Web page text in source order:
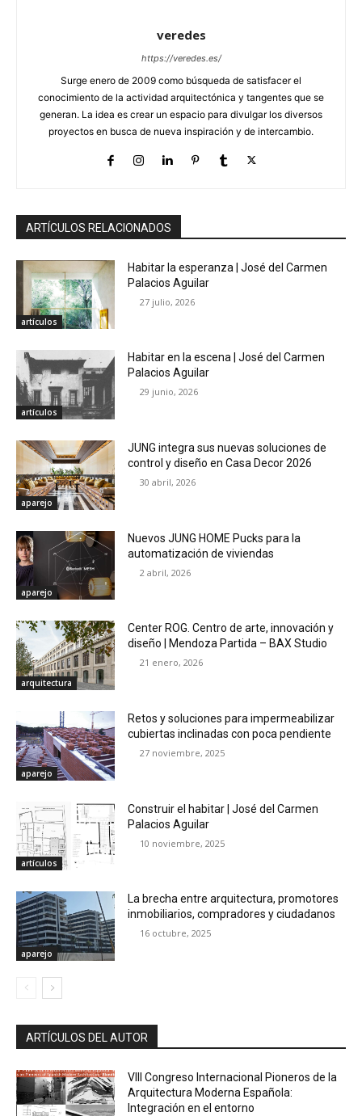
veredes
https://veredes.es/
Surge enero de 2009 como búsqueda de satisfacer el
conocimiento de la actividad arquitectónica y tangentes que se
generan. La idea es crear un espacio para divulgar los diversos
proyectos en busca de nueva inspiración y de intercambio.
ARTÍCULOS RELACIONADOS
artículos
Habitar la esperanza | José del Carmen
Palacios Aguilar
27 julio, 2026
artículos
Habitar en la escena | José del Carmen
Palacios Aguilar
29 junio, 2026
aparejo
JUNG integra sus nuevas soluciones de
control y diseño en Casa Decor 2026
30 abril, 2026
aparejo
Nuevos JUNG HOME Pucks para la
automatización de viviendas
2 abril, 2026
arquitectura
Center ROG. Centro de arte, innovación y
diseño | Mendoza Partida – BAX Studio
21 enero, 2026
aparejo
Retos y soluciones para impermeabilizar
cubiertas inclinadas con poca pendiente
27 noviembre, 2025
artículos
Construir el habitar | José del Carmen
Palacios Aguilar
10 noviembre, 2025
aparejo
La brecha entre arquitectura, promotores
inmobiliarios, compradores y ciudadanos
16 octubre, 2025
ARTÍCULOS DEL AUTOR
VIII Congreso Internacional Pioneros de la
Arquitectura Moderna Española:
Integración en el entorno